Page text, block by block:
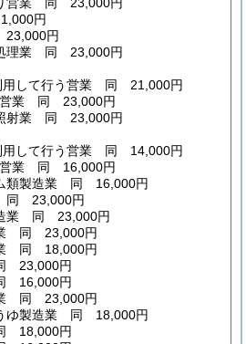
円
円
理業 同 23,000円
用して行う営業 同 21,000円
営業 同 23,000円
射業 同 23,000円
用して行う営業 同 14,000円
営業 同 16,000円
類製造業 同 16,000円
同 23,000円
業 同 23,000円
同 23,000円
同 18,000円
23,000円
16,000円
同 23,000円
ゆ製造業 同 18,000円
18,000円